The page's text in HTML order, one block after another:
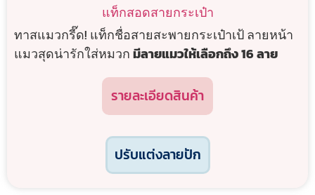
แท็กสอดสายกระเป๋า
ทาสแมวกรี๊ด! แท็กชื่อสายสะพายกระเป๋าเป้ ลายหน้า
แมวสุดน่ารักใส่หมวกมีลายแมวให้เลือกถึง 16 ลาย
รายละเอียดสินค้า
ปรับแต่งลายปัก